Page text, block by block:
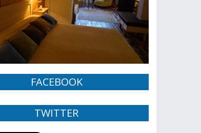
FACEBOOK
TWITTER